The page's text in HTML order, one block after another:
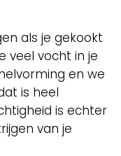
als je gekookt
veel vocht in je
en we
is heel
is echter
van je